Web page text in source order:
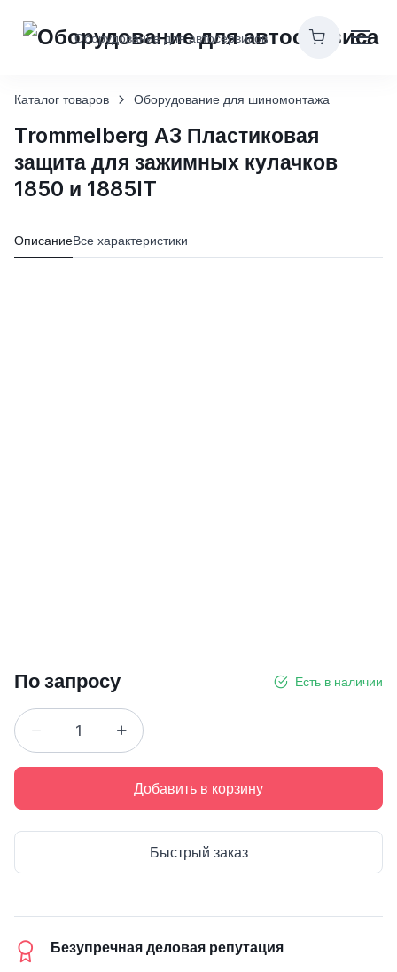
Оборудование для автосервисов
Каталог товаров Оборудование для шиномонтажа
Trommelberg A3 Пластиковая
защита для зажимных кулачков
1850 и 1885IT
ОписаниеВсе характеристики
По запросу Есть в наличии
Добавить в корзину
Быстрый заказ
Безупречная деловая репутация